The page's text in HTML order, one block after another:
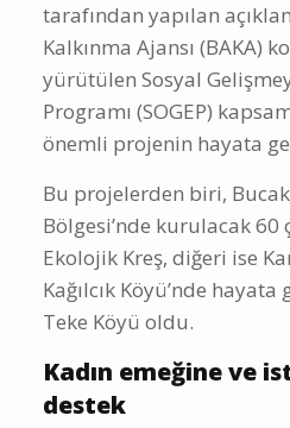
tarafından yapılan
Kalkınma Ajansı (BAKA)
yürütülen Sosyal
Programı (SOGEP)
önemli projenin hayata
Bu projelerden biri,
Bölgesi’nde kurulacak 60
Ekolojik Kreş, diğeri ise
Kağılcık Köyü’nde
Teke Köyü oldu.
Kadın emeğine ve
destek